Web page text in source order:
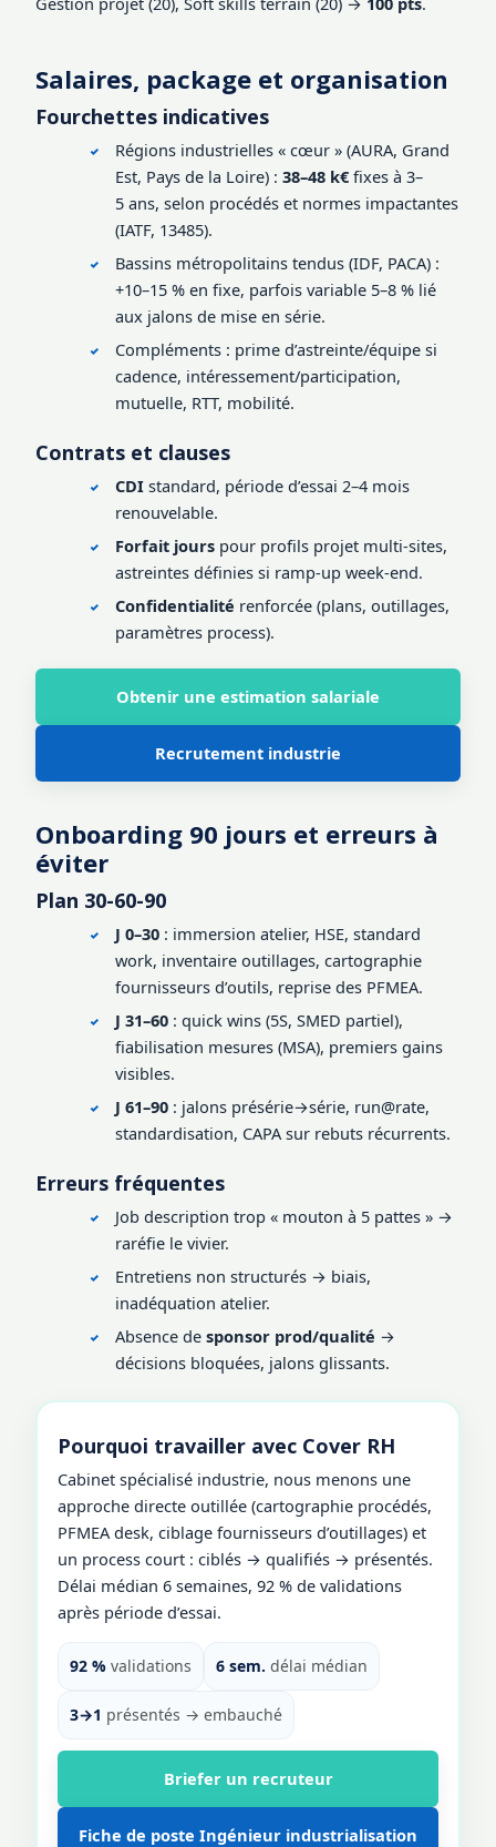
Salaires, package et organisation
Fourchettes indicatives
Régions industrielles « cœur » (AURA, Grand
Est, Pays de la Loire) :38–48 k€ fixes à 3–
5 ans, selon procédés et normes impactantes
(IATF, 13485).
Bassins métropolitains tendus (IDF, PACA) :
+10–15 % en fixe, parfois variable 5–8 % lié
aux jalons de mise en série.
Compléments : prime d’astreinte/équipe si
cadence, intéressement/participation,
mutuelle, RTT, mobilité.
Contrats et clauses
CDI standard, période d’essai 2–4 mois
renouvelable.
Forfait jours pour profils projet multi-sites,
astreintes définies si ramp-up week-end.
Confidentialité renforcée (plans, outillages,
paramètres process).
Obtenir une estimation salariale
Recrutement industrie
Onboarding 90 jours et erreurs à
éviter
Plan 30-60-90
J 0–30 : immersion atelier, HSE, standard
work, inventaire outillages, cartographie
fournisseurs d’outils, reprise des PFMEA.
J 31–60 : quick wins (5S, SMED partiel),
fiabilisation mesures (MSA), premiers gains
visibles.
J 61–90 : jalons présérie→série, run@rate,
standardisation, CAPA sur rebuts récurrents.
Erreurs fréquentes
Job description trop « mouton à 5 pattes » →
raréfie le vivier.
Entretiens non structurés → biais,
inadéquation atelier.
Absence desponsor prod/qualité →
décisions bloquées, jalons glissants.
Pourquoi travailler avec Cover RH
Cabinet spécialisé industrie, nous menons une
approche directe outillée (cartographie procédés,
PFMEA desk, ciblage fournisseurs d’outillages) et
un process court : ciblés → qualifiés → présentés.
Délai médian 6 semaines, 92 % de validations
après période d’essai.
92 % validations 6 sem. délai médian
3→1 présentés → embauché
Briefer un recruteur
Fiche de poste Ingénieur industrialisation